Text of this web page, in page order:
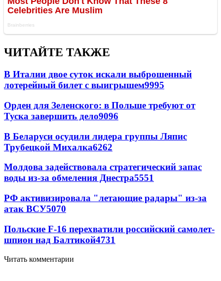
ЧИТАЙТЕ ТАКЖЕ
В Италии двое суток искали выброшенный
лотерейный билет с выигрышем9995
Орден для Зеленского: в Польше требуют от
Туска завершить дело9096
В Беларуси осудили лидера группы Ляпис
Трубецкой Михалка6262
Молдова задействовала стратегический запас
воды из-за обмеления Днестра5551
РФ активизировала "летающие радары" из-за
атак ВСУ5070
Польские F-16 перехватили российский самолет-
шпион над Балтикой4731
Читать комментарии